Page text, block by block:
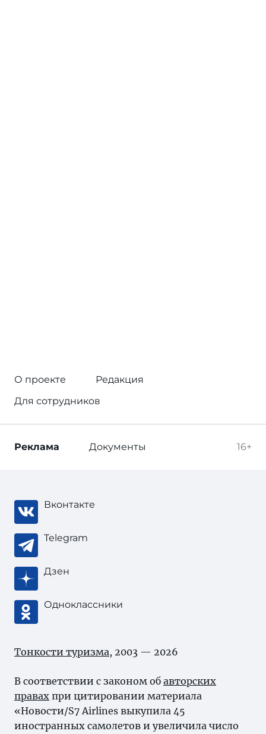
О проекте
Редакция
Для сотрудников
16+
Реклама Документы
Вконтакте
Telegram
Дзен
Одноклассники
Тонкости туризма, 2003 — 2026
В соответствии с законом об авторских
правах при цитировании материала
«Новости/S7 Airlines выкупила 45
иностранных самолетов и увеличила число